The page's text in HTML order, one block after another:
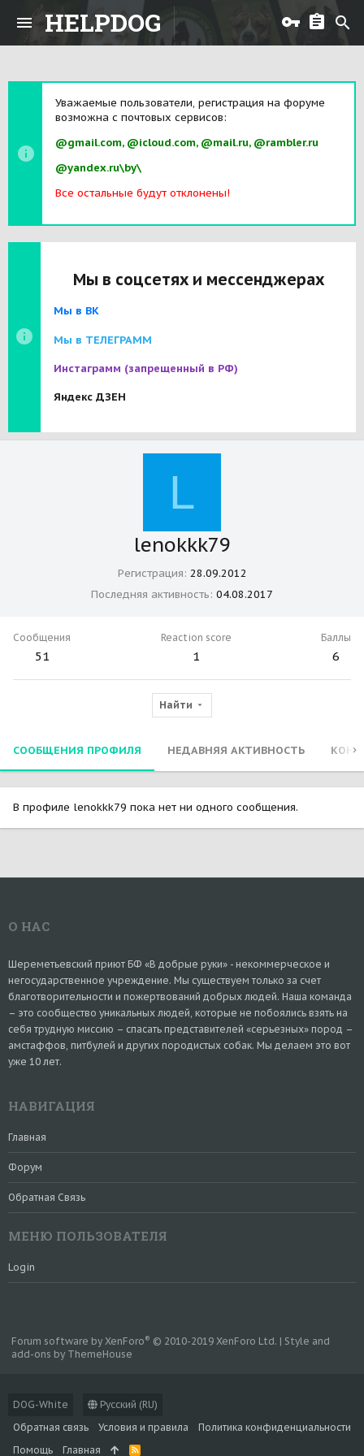
HELPDOG
Уважаемые пользователи, регистрация на форуме
возможна с почтовых сервисов:
@gmail.com, @icloud.com, @mail.ru, @rambler.ru
@yandex.ru\by\
Все остальные будут отклонены!
Мы в соцсетях и мессенджерах
Мы в ВК
Мы в ТЕЛЕГРАММ
Инстаграмм (запрещенный в РФ)
Яндекс ДЗЕН
L
lenokkk79
Регистрация 28.09.2012
Последняя активность 04.08.2017
Сообщения
51
Reaction score
1
Баллы
6
Найти
СООБЩЕНИЯ ПРОФИЛЯ НЕДАВНЯЯ АКТИВНОСТЬ
В профиле lenokkk79 пока нет ни одного сообщения.
О НАС
Шереметьевский приют БФ «В добрые руки» - некоммерческое и
негосударственное учреждение. Мы существуем только за счет
благотворительности и пожертвований добрых людей. Наша команда
– это сообщество уникальных людей, которые не побоялись взять на
себя трудную миссию – спасать представителей «серьезных» пород –
амстаффов, питбулей и других породистых собак. Мы делаем это вот
уже 10 лет.
НАВИГАЦИЯ
Главная
Форум
Обратная Связь
МЕНЮ ПОЛЬЗОВАТЕЛЯ
Login
DOG-White
Русский (RU)
Обратная связь
Условия и правила
Политика конфиденциальности
Помощь
Главная
R
Forum software by XenForo® © 2010-2019 XenForo Ltd. | Style and
add-ons by ThemeHouse